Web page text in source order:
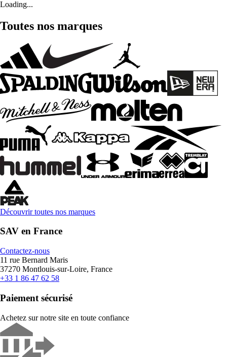
Loading...
Toutes nos marques
Découvrir toutes nos marques
SAV en France
Contactez-nous
11 rue Bernard Maris
37270 Montlouis-sur-Loire, France
+33 1 86 47 62 58
Paiement sécurisé
Achetez sur notre site en toute confiance